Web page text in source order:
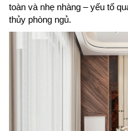
toàn và nhẹ nhàng – yếu tố
thủy phòng ngủ.